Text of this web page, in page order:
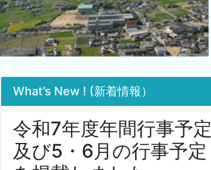
What’s New ! (新着情報）
令和7年度年間行事予定
及び5・6月の行事予定